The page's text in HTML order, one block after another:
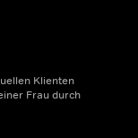
Klienten
Frau durch